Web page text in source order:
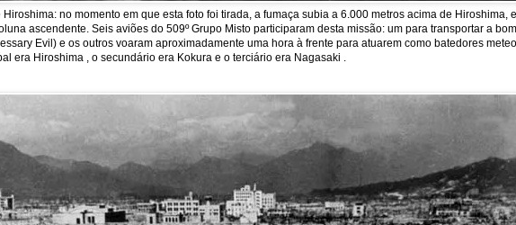
no momento em que esta foto foi tirada, a fumaça subia a 6.000 metros acima de
ascendente. Seis aviões do 509º Grupo Misto participaram desta missão: um para transportar a
Evil) e os outros voaram aproximadamente uma hora à frente para atuarem como batedores
era Hiroshima , o secundário era Kokura e o terciário era Nagasaki .